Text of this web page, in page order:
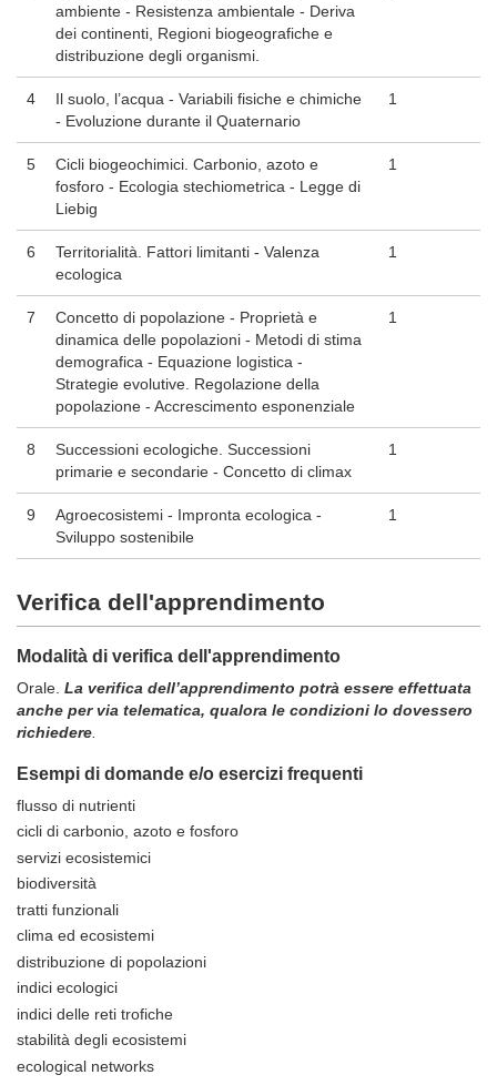
ambiente - Resistenza ambientale - Deriva
dei continenti, Regioni biogeografiche e
distribuzione degli organismi.
4
Il suolo, l’acqua - Variabili fisiche e chimiche
- Evoluzione durante il Quaternario
1
5
Cicli biogeochimici. Carbonio, azoto e
fosforo - Ecologia stechiometrica - Legge di
Liebig
1
6
Territorialità. Fattori limitanti - Valenza
ecologica
1
7
Concetto di popolazione - Proprietà e
dinamica delle popolazioni - Metodi di stima
demografica - Equazione logistica -
Strategie evolutive. Regolazione della
popolazione - Accrescimento esponenziale
1
8
Successioni ecologiche. Successioni
primarie e secondarie - Concetto di climax
1
9
Agroecosistemi - Impronta ecologica -
Sviluppo sostenibile
1
Verifica dell'apprendimento
Modalità di verifica dell'apprendimento
Orale. La verifica dell’apprendimento potrà essere effettuata
anche per via telematica, qualora le condizioni lo dovessero
richiedere.
Esempi di domande e/o esercizi frequenti
flusso di nutrienti
cicli di carbonio, azoto e fosforo
servizi ecosistemici
biodiversità
tratti funzionali
clima ed ecosistemi
distribuzione di popolazioni
indici ecologici
indici delle reti trofiche
stabilità degli ecosistemi
ecological networks